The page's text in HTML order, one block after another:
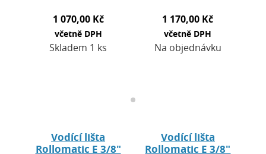
1 070,00 Kč
včetně DPH
Skladem 1 ks
1 170,00 Kč
včetně DPH
Na objednávku
Vodící lišta
Rollomatic E 3/8"
Vodící lišta
Rollomatic E 3/8"